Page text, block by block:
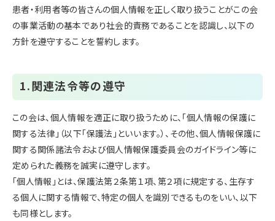
患者・利用者等の皆さんの個人情報を正しく取り扱うことがこの会
の事業活動の基本であり社会的責務であることを認識し、以下の
方針を遵守することを誓約します。
1.関連法令等の遵守
この会は、個人情報を適正に取り扱うために、「個人情報の保護に
関する法律」（以下「保護法」といいます。）、その他、個人情報保護に
関する関係諸法令および個人情報保護委員会のガイドライン等に
定められた義務を誠実に遵守します。
「個人情報」とは、保護法第２条第１項、第２項に規定する、生存す
る個人に関する情報で、特定の個人を識別できるものをいい、以下
も同様とします。